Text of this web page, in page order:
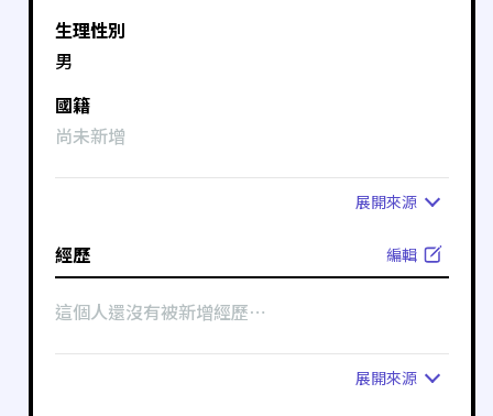
生理性別
男
國籍
尚未新增
展開來源
經歷 編輯
這個人還沒有被新增經歷⋯
展開來源